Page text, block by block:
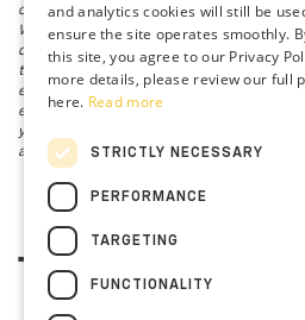
can arrange to have a vehicle at our
We make every effort to provide
describing and pricing a vehicle, but
to typographical, photographic,
event that we make such a mistake,
error and update the price. Check
you are interested in is an example
all of our photographs are of the actual
and analytics cookies will still be
ensure the site operates smoothly.
this site, you agree to our Privacy
more details, please review our full
here. Read more
STRICTLY NECESSARY
PERFORMANCE
TARGETING
FUNCTIONALITY